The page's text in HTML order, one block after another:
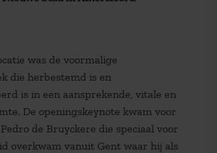
was de voormalige
die herbestemd is en
is in een aansprekende, vitale en
De openingskeynote kwam voor
de Bruyckere die speciaal voor
overkwam vanuit Gent waar hij als